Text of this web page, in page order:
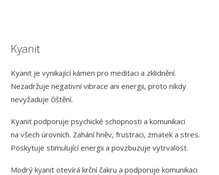
Kyanit
Kyanit je vynikající kámen pro meditaci a zklidnění.
Nezadržuje negativní vibrace ani energii, proto nikdy
nevyžaduje čištění.
Kyanit podporuje psychické schopnosti a komunikaci
na všech úrovních. Zahání hněv, frustraci, zmatek a stres.
Poskytuje stimulující energii a povzbuzuje vytrvalost.
Modrý kyanit otevírá krční čakru a podporuje komunikaci